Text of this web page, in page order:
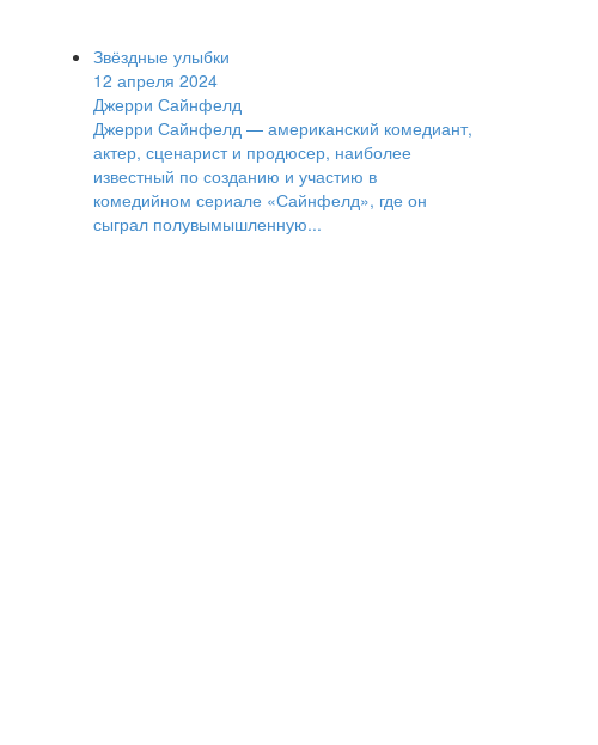
Звёздные улыбки
12 апреля 2024
Джерри Сайнфелд
Джерри Сайнфелд — американский комедиант,
актер, сценарист и продюсер, наиболее
известный по созданию и участию в
комедийном сериале «Сайнфелд», где он
сыграл полувымышленную...